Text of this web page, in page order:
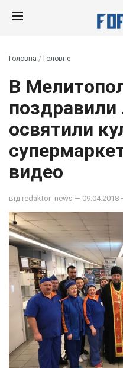
Головна / Головне
В
освятили
видео
від redaktor_news — 09.04.2018